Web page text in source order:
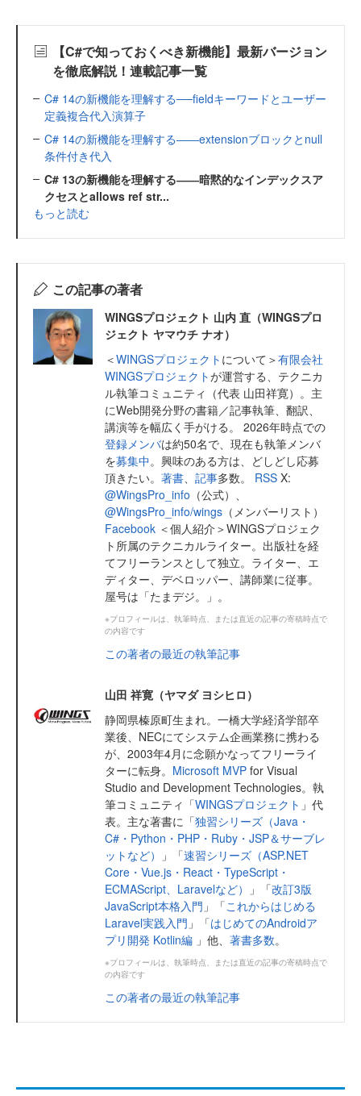
【C#で知っておくべき新機能】最新バージョン
を徹底解説！連載記事一覧
C# 14の新機能を理解する──fieldキーワードとユーザー
定義複合代入演算子
C# 14の新機能を理解する――extensionブロックとnull
条件付き代入
C# 13の新機能を理解する――暗黙的なインデックスア
クセスとallows ref str...
もっと読む
この記事の著者
WINGSプロジェクト 山内 直（WINGSプロ
ジェクト ヤマウチ ナオ）
＜WINGSプロジェクト について＞有限会社
WINGSプロジェクトが運営する、テクニカ
ル執筆コミュニティ（代表 山田祥寛）。主
にWeb開発分野の書籍／記事執筆、翻訳、
講演等を幅広く手がける。 2026年時点での
登録メンバは約50名で、現在も執筆メンバ
を募集中。興味のある方は、どしどし応募
頂きたい。 著書 記事多数。 RSS X:
@WingsPro_info （公式）、
@WingsPro_info/wings （メンバーリスト）
Facebook ＜個人紹介＞WINGSプロジェク
ト所属のテクニカルライター。出版社を経
てフリーランスとして独立。ライター、エ
ディター、デベロッパー、講師業に従事。
屋号は「たまデジ。」。
※プロフィールは、執筆時点、または直近の記事の寄稿時点で
の内容です
この著者の最近の執筆記事
山田 祥寛（ヤマダ ヨシヒロ）
静岡県榛原町生まれ。一橋大学経済学部卒
業後、NECにてシステム企画業務に携わる
が、2003年4月に念願かなってフリーライ
ターに転身。 Microsoft MVP for Visual
Studio and Development Technologies。執
筆コミュニティ「WINGSプロジェクト 」代
表。主な著書に「独習シリーズ（Java・
C#・Python・PHP・Ruby・JSP＆サーブレ
ットなど）
」「速習シリーズ（ASP.NET
Core・Vue.js・React・TypeScript・
ECMAScript、Laravelなど）
」「改訂3版
JavaScript本格入門 」「これからはじめる
Laravel実践入門 」「はじめてのAndroidア
プリ開発 Kotlin編 」他、 著書多数。
※プロフィールは、執筆時点、または直近の記事の寄稿時点で
の内容です
この著者の最近の執筆記事